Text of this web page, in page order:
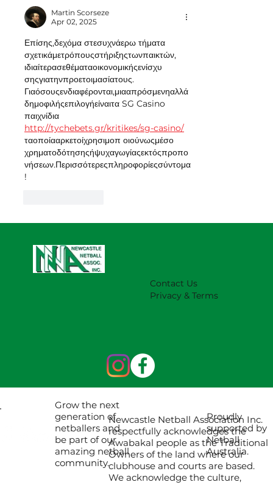
Martin Scorseze
Apr 02, 2025
Επίσης,δεχόμα στεσυχνάερω τήματα
σχετικάμετρόπουςστήριξηςτωνπαικτών,
ιδιαίτερασεθέματαοικονομικήςενίσχυ
σηςγιατηνπροετοιμασίατους.
Γιαόσουςενδιαφέρονται,μιααπρόσμενηαλλά
δημοφιλήςεπιλογήείναιτα SG Casino
http://tychebets.gr/kritikes/sg-casino/
ταοποίααρκετοίχρησιμοπ οιούνωςμέσο
χρηματοδότησηςήψυχαγωγίαςεκτόςπροπο
νήσεων.Περισσότερεςπληροφορίεςσύντομα
!
Contact Us
Privacy & Terms
Proudly
supported by
Netball
Australia.
Grow the next
generation of
netballers and
be part of our
amazing netball
community.
Newcastle Netball Association Inc.
respectfully acknowledges the
Awabakal people as the Traditional
Owners of the land where our
clubhouse and courts are based.
We acknowledge the culture,